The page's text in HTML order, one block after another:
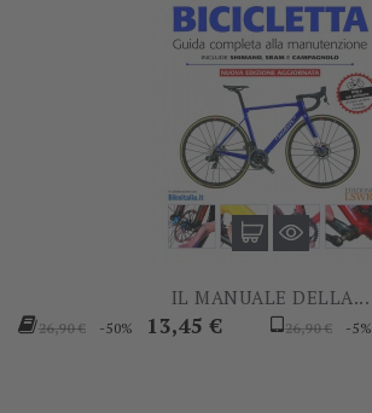
IL MANUALE DELLA...
Prezzo
26,90 € -50% Prezzo
13,45 €
Prezzo
26,90 € -5%